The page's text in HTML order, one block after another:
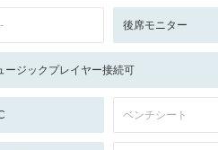
後席モニター
ージックプレイヤー接続可
ベンチシート